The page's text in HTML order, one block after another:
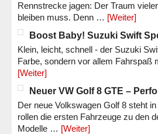
Rennstrecke jagen: Der Traum
bleiben muss. Denn … [Weiter]
Boost Baby! Suzuki Swift
Klein, leicht, schnell - der Suzuki
Farbe, sondern vor allem
[Weiter]
Neuer VW Golf 8 GTE –
Der neue Volkswagen Golf 8 steht
rollen die ersten Fahrzeuge zu den
Modelle … [Weiter]